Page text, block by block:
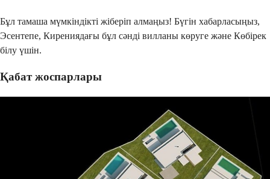
Бұл тамаша мүмкіндікті жіберіп алмаңыз! Бүгін хабарласыңыз,
Эсентепе, Кирениядағы бұл сәнді вилланы көруге және Көбірек
білу үшін.
Қабат жоспарлары